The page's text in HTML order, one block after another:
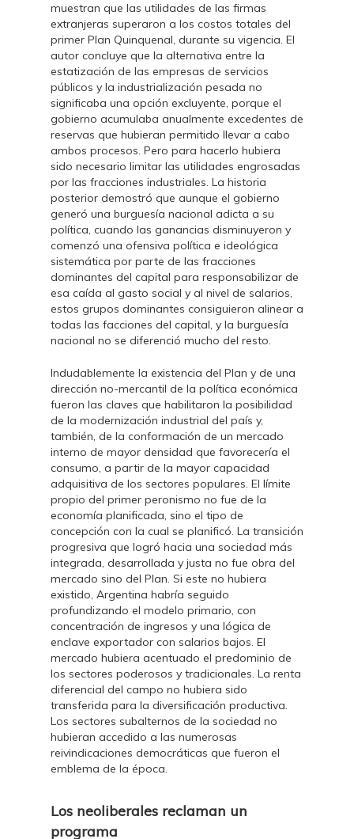
muestran que las utilidades de las firmas
extranjeras superaron a los costos totales del
primer Plan Quinquenal, durante su vigencia. El
autor concluye que la alternativa entre la
estatización de las empresas de servicios
públicos y la industrialización pesada no
significaba una opción excluyente, porque el
gobierno acumulaba anualmente excedentes de
reservas que hubieran permitido llevar a cabo
ambos procesos. Pero para hacerlo hubiera
sido necesario limitar las utilidades engrosadas
por las fracciones industriales. La historia
posterior demostró que aunque el gobierno
generó una burguesía nacional adicta a su
política, cuando las ganancias disminuyeron y
comenzó una ofensiva política e ideológica
sistemática por parte de las fracciones
dominantes del capital para responsabilizar de
esa caída al gasto social y al nivel de salarios,
estos grupos dominantes consiguieron alinear a
todas las facciones del capital, y la burguesía
nacional no se diferenció mucho del resto.
Indudablemente la existencia del Plan y de una
dirección no-mercantil de la política económica
fueron las claves que habilitaron la posibilidad
de la modernización industrial del país y,
también, de la conformación de un mercado
interno de mayor densidad que favorecería el
consumo, a partir de la mayor capacidad
adquisitiva de los sectores populares. El límite
propio del primer peronismo no fue de la
economía planificada, sino el tipo de
concepción con la cual se planificó. La transición
progresiva que logró hacia una sociedad más
integrada, desarrollada y justa no fue obra del
mercado sino del Plan. Si este no hubiera
existido, Argentina habría seguido
profundizando el modelo primario, con
concentración de ingresos y una lógica de
enclave exportador con salarios bajos. El
mercado hubiera acentuado el predominio de
los sectores poderosos y tradicionales. La renta
diferencial del campo no hubiera sido
transferida para la diversificación productiva.
Los sectores subalternos de la sociedad no
hubieran accedido a las numerosas
reivindicaciones democráticas que fueron el
emblema de la época.
Los neoliberales reclaman un
programa